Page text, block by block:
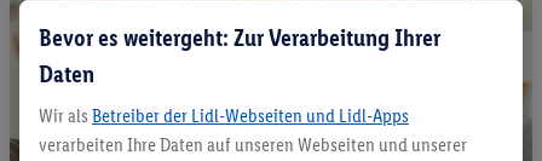
Bevor es weitergeht: Zur Verarbeitung Ihrer
Daten
Wir als Betreiber der Lidl-Webseiten und Lidl-Apps
verarbeiten Ihre Daten auf unseren Webseiten und unserer